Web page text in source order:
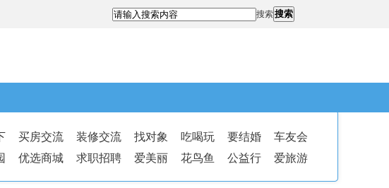
搜索搜索
买房交流 装修交流 找对象 吃喝玩 要结婚
车友会
优选商城 求职招聘 爱美丽 花鸟鱼 公益行 爱旅游